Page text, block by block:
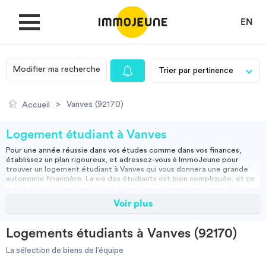
EN
MON COMPTE
Je cherche un logement
Villes
Modifier ma recherche
Accueil > Vanves (92170)
Logement étudiant à Vanves
Pour une année réussie dans vos études comme dans vos finances,
établissez un plan rigoureux, et adressez-vous à ImmoJeune pour
trouver un logement étudiant à Vanves qui vous donnera une grande
autonomie financière. La vie des étudiants est bien compliquée, et ce
multiples difficultés, vous pouvez trouver un logement spacieux et
financières que peuvent rencontrer les étudiants et jeunes actifs, c’est
pourquoi ImmoJeune.com met un point d’honneur à vous proposer des
étudiante, courte durée, colocation
Voir plus
Logements étudiants à Vanves (92170)
La sélection de biens de l’équipe